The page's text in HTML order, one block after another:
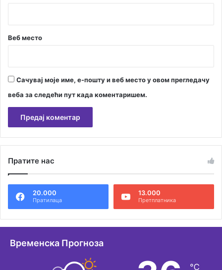
Веб место
Сачувај моје име, е-пошту и веб место у овом прегледачу
веба за следећи пут када коментаришем.
т
н
т
Пратите нас
20.000
Пратилаца
13.000
Претплатника
Временска Прогноза
℃